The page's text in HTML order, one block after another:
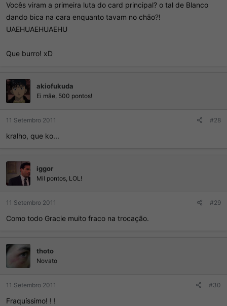
Vocês viram a primeira luta do card principal? o tal de Blanco
dando bica na cara enquanto tavam no chão?!
UAEHUAEHUAEHU
Que burro! xD
akiofukuda
Ei mãe, 500 pontos!
11 Setembro 2011 #28
kralho, que ko...
iggor
Mil pontos, LOL!
11 Setembro 2011 #29
Como todo Gracie muito fraco na trocação.
thoto
Novato
11 Setembro 2011 #30
Fraquíssimo! ! !